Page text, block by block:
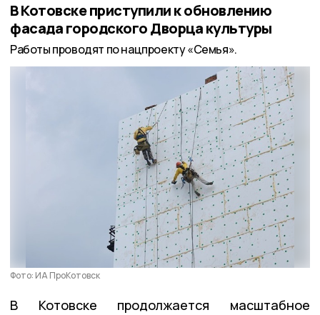
В Котовске приступили к обновлению
фасада городского Дворца культуры
Работы проводят по нацпроекту «Семья».
Фото: ИА ПроКотовск
В Котовске продолжается масштабное